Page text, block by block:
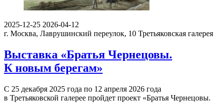
2025-12-25 2026-04-12
г. Москва, Лаврушинский переулок, 10 Третьяковская галерея
Выставка «Братья Чернецовы.
К новым берегам»
С 25 декабря 2025 года по 12 апреля 2026 года
в Третьяковской галерее пройдет проект «Братья Чернецовы.